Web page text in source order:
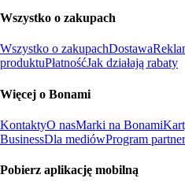
Wszystko o zakupach
Wszystko o zakupachDostawa
produktuPłatnośćJak działają rabaty
Więcej o Bonami
KontaktyO nasMarki na Bonami
BusinessDla mediówProgram
Pobierz aplikację mobilną